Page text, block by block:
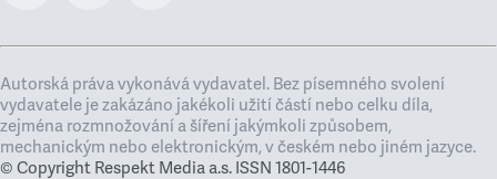
Autorská práva vykonává vydavatel. Bez písemného svolení
vydavatele je zakázáno jakékoli užití částí nebo celku díla,
zejména rozmnožování a šíření jakýmkoli způsobem,
mechanickým nebo elektronickým, v českém nebo jiném jazyce.
© Copyright Respekt Media a.s. ISSN 1801-1446